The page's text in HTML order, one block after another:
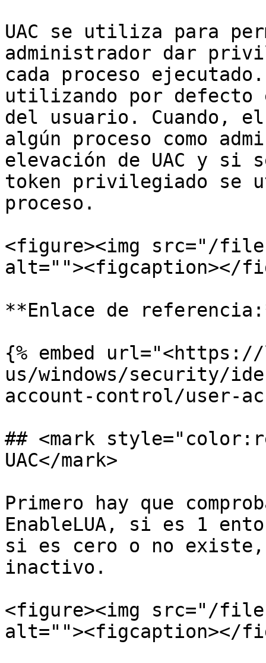
UAC se utiliza para
administrador dar
cada proceso
utilizando por
del usuario. Cuando,
algún proceso como
elevación de UAC y si
token privilegiado se
proceso.
<figure><img src="/files/
alt=""><figcaption></
**Enlace de
{% embed
us/windows/security/
account-control/user-
## <mark
UAC</mark>
Primero hay que
EnableLUA, si es 1
si es cero o no existe,
inactivo.
<figure><img src="/files/
alt=""><figcaption></